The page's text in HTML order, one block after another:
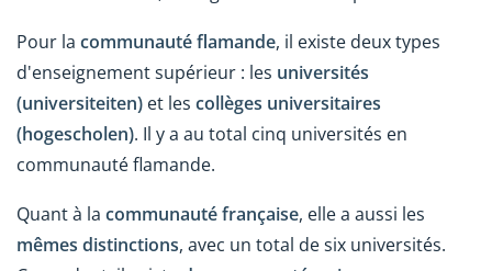
Pour la communauté flamande, il existe deux types
d'enseignement supérieur : les universités
(universiteiten) et les collèges universitaires
(hogescholen). Il y a au total cinq universités en
communauté flamande.
Quant à la communauté française, elle a aussi les
mêmes distinctions, avec un total de six universités.